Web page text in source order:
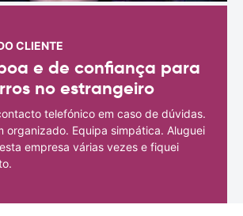
CLIENTE
e de confiança para
no estrangeiro
telefónico em caso de dúvidas.
organizado. Equipa simpática. Aluguei
empresa várias vezes e fiquei